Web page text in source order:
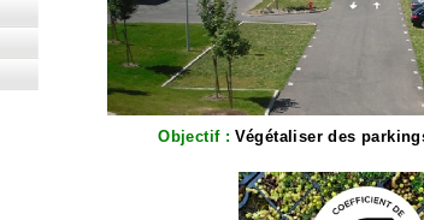
Objectif : Végétaliser des